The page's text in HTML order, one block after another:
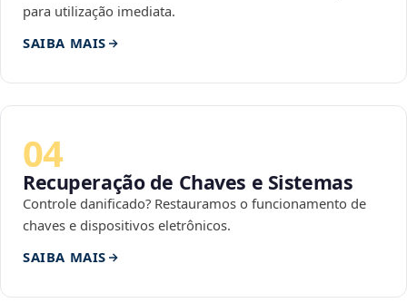
para utilização imediata.
SAIBA MAIS
04
Recuperação de Chaves e Sistemas
Controle danificado? Restauramos o funcionamento de
chaves e dispositivos eletrônicos.
SAIBA MAIS